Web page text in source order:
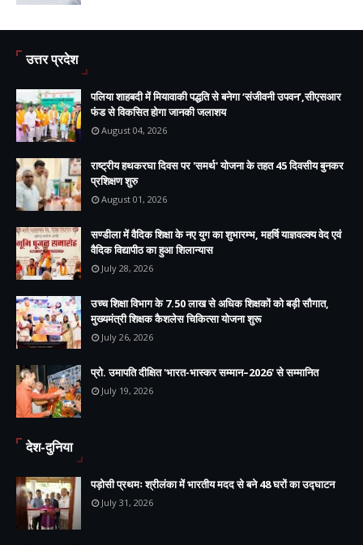
उत्तर प्रदेश
पलिया शाहबदी में मियावाकी पद्धति से बनेगा ‘संजीवनी उपवन’,सीएसआर
फंड से विकसित होगा जानकी जलाशय
August 04, 2026
राष्ट्रीय हथकरघा दिवस पर 'समर्थ' योजना के तहत 45 दिवसीय बुनकर
प्रशिक्षण शुरु
August 01, 2026
सण्डीला में वैदिक शिक्षा के नए युग का शुभारम्भ, महर्षि याज्ञवल्क्य वेद एवं
वैदिक विद्यापीठ का हुआ शिलान्यास
July 28, 2026
उच्च शिक्षा विभाग के 7.50 लाख से अधिक शिक्षकों को बड़ी सौगात,
मुख्यमंत्री शिक्षक कैशलेस चिकित्सा योजना शुरू
July 26, 2026
प्रो. उमापति दीक्षित 'भारत-भास्कर सम्मान–2026' से सम्मानित
July 19, 2026
देश-दुनिया
पड़ोसी प्रथमः श्रीलंका में भारतीय मदद से बने 48 घरों का उद्घाटन
July 31, 2026